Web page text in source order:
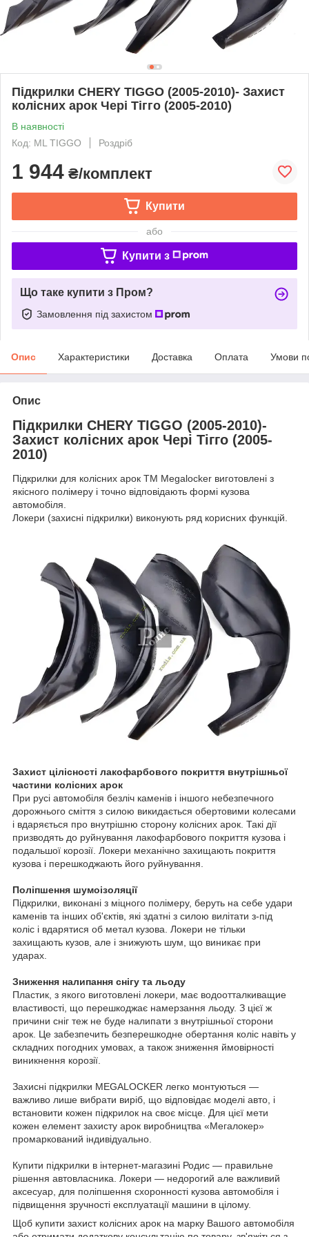
Підкрилки CHERY TIGGO (2005-2010)- Захист
колісних арок Чері Тігго (2005-2010)
В наявності
Код: ML TIGGO
Роздріб
1 944 ₴/комплект
Купити
або
Купити з
Що таке купити з Пром?
Замовлення під захистом
Опис Характеристики Доставка Оплата Умови
Опис
Підкрилки CHERY TIGGO (2005-2010)-
Захист колісних арок Чері Тігго (2005-
2010)
Підкрилки для колісних арок ТМ Megalocker виготовлені з
якісного полімеру і точно відповідають формі кузова
автомобіля.
Локери (захисні підкрилки) виконують ряд корисних функцій.
Захист цілісності лакофарбового покриття внутрішньої
частини колісних арок
При русі автомобіля безліч каменів і іншого небезпечного
дорожнього сміття з силою викидається обертовими колесами
і вдаряється про внутрішню сторону колісних арок. Такі дії
призводять до руйнування лакофарбового покриття кузова і
подальшої корозії. Локери механічно захищають покриття
кузова і перешкоджають його руйнування.
Поліпшення шумоізоляції
Підкрилки, виконані з міцного полімеру, беруть на себе удари
каменів та інших об'єктів, які здатні з силою вилітати з-під
коліс і вдарятися об метал кузова. Локери не тільки
захищають кузов, але і знижують шум, що виникає при
ударах.
Зниження налипання снігу та льоду
Пластик, з якого виготовлені локери, має водоотталкиващие
властивості, що перешкоджає намерзання льоду. З цієї ж
причини сніг теж не буде налипати з внутрішньої сторони
арок. Це забезпечить безперешкодне обертання коліс навіть у
складних погодних умовах, а також зниження ймовірності
виникнення корозії.
Захисні підкрилки MEGALOCKER легко монтуються —
важливо лише вибрати виріб, що відповідає моделі авто, і
встановити кожен підкрилок на своє місце. Для цієї мети
кожен елемент захисту арок виробництва «Мегалокер»
промаркований індивідуально.
Купити підкрилки в інтернет-магазині Родис — правильне
рішення автовласника. Локери — недорогий але важливий
аксесуар, для поліпшення схоронності кузова автомобіля і
підвищення зручності експлуатації машини в цілому.
Щоб купити захист колісних арок на марку Вашого автомобіля